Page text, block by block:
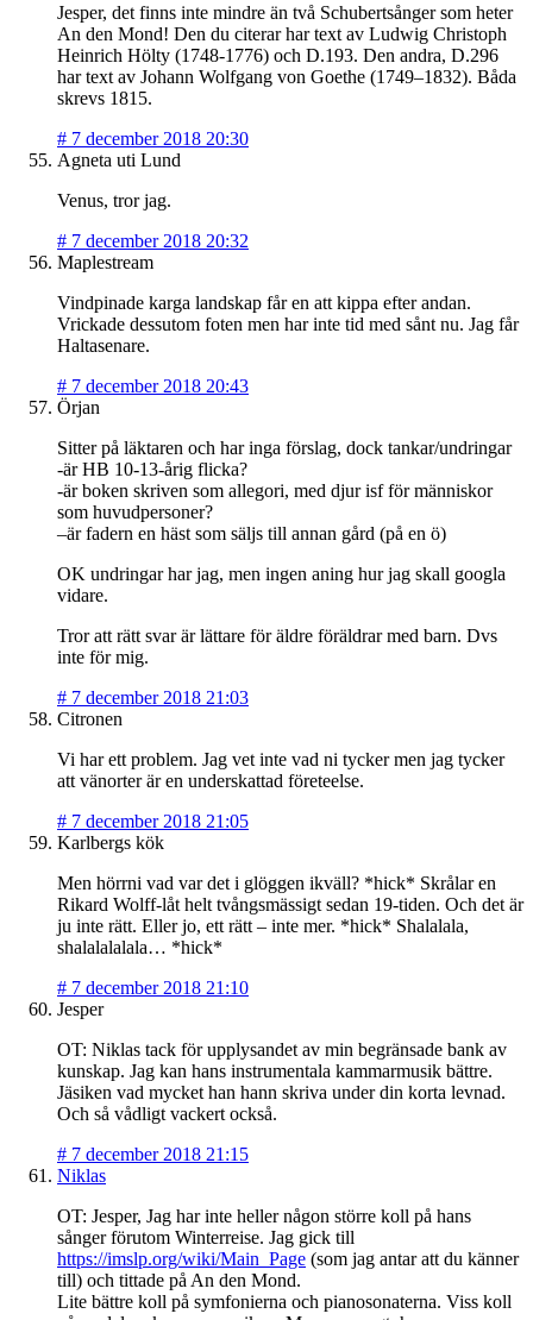
Jesper, det finns inte mindre än två Schubertsånger som heter
An den Mond! Den du citerar har text av Ludwig Christoph
Heinrich Hölty (1748-1776) och D.193. Den andra, D.296
har text av Johann Wolfgang von Goethe (1749–1832). Båda
skrevs 1815.
# 7 december 2018 20:30
Agneta uti Lund
Venus, tror jag.
# 7 december 2018 20:32
Maplestream
Vindpinade karga landskap får en att kippa efter andan.
Vrickade dessutom foten men har inte tid med sånt nu. Jag får
Haltasenare.
# 7 december 2018 20:43
Örjan
Sitter på läktaren och har inga förslag, dock tankar/undringar
-är HB 10-13-årig flicka?
-är boken skriven som allegori, med djur isf för människor
som huvudpersoner?
–är fadern en häst som säljs till annan gård (på en ö)
OK undringar har jag, men ingen aning hur jag skall googla
vidare.
Tror att rätt svar är lättare för äldre föräldrar med barn. Dvs
inte för mig.
# 7 december 2018 21:03
Citronen
Vi har ett problem. Jag vet inte vad ni tycker men jag tycker
att vänorter är en underskattad företeelse.
# 7 december 2018 21:05
Karlbergs kök
Men hörrni vad var det i glöggen ikväll? *hick* Skrålar en
Rikard Wolff-låt helt tvångsmässigt sedan 19-tiden. Och det är
ju inte rätt. Eller jo, ett rätt – inte mer. *hick* Shalalala,
shalalalalala… *hick*
# 7 december 2018 21:10
Jesper
OT: Niklas tack för upplysandet av min begränsade bank av
kunskap. Jag kan hans instrumentala kammarmusik bättre.
Jäsiken vad mycket han hann skriva under din korta levnad.
Och så vådligt vackert också.
# 7 december 2018 21:15
Niklas
OT: Jesper, Jag har inte heller någon större koll på hans
sånger förutom Winterreise. Jag gick till
https://imslp.org/wiki/Main_Page (som jag antar att du känner
till) och tittade på An den Mond.
Lite bättre koll på symfonierna och pianosonaterna. Viss koll